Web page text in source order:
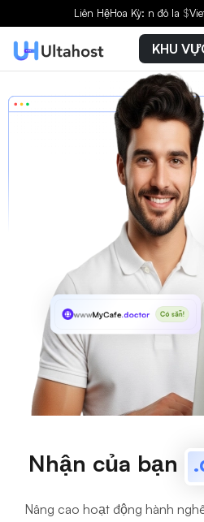
Liên HệHoa Kỳ: n đô la $
KHU
wwwMyCafe.doctor Có sẵn!
Nhận của bạn
Nâng cao hoạt động hành